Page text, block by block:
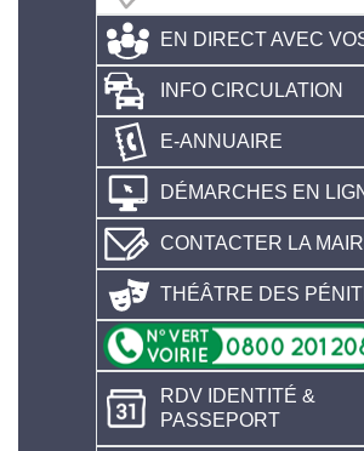
EN DIRECT AVEC
INFO CIRCULATION
E-ANNUAIRE
DÉMARCHES EN
CONTACTER LA
THÉÂTRE DES
RDV IDENTITÉ &
PASSEPORT